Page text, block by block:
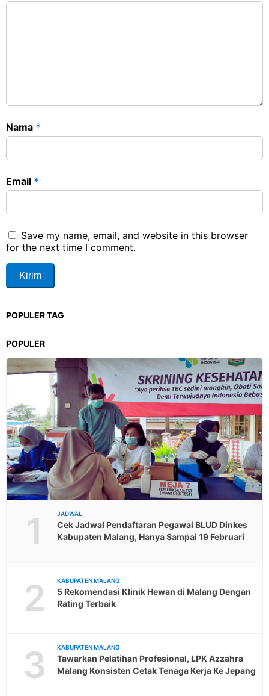
Nama *
Email *
Save my name, email, and website in this browser
for the next time I comment.
POPULER TAG
POPULER
1 JADWAL
Cek Jadwal Pendaftaran Pegawai BLUD Dinkes
Kabupaten Malang, Hanya Sampai 19 Februari
2 KABUPATEN MALANG
5 Rekomendasi Klinik Hewan di Malang Dengan
Rating Terbaik
3 KABUPATEN MALANG
Tawarkan Pelatihan Profesional, LPK Azzahra
Malang Konsisten Cetak Tenaga Kerja Ke Jepang